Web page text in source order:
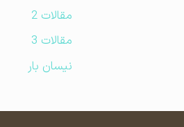
مقالات 2
مقالات 3
نیسان بار